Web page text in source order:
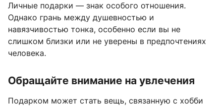
Личные подарки — знак особого отношения.
Однако грань между душевностью и
навязчивостью тонка, особенно если вы не
слишком близки или не уверены в предпочтениях
человека.
Обращайте внимание на увлечения
Подарком может стать вещь, связанную с хобби